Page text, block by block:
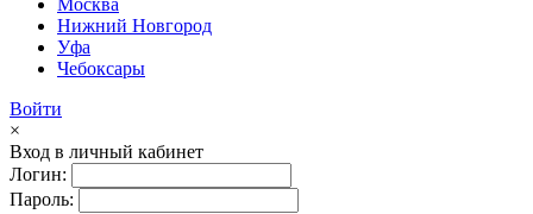
Москва
Нижний Новгород
Уфа
Чебоксары
Войти
×
Вход в личный кабинет
Логин:
Пароль: